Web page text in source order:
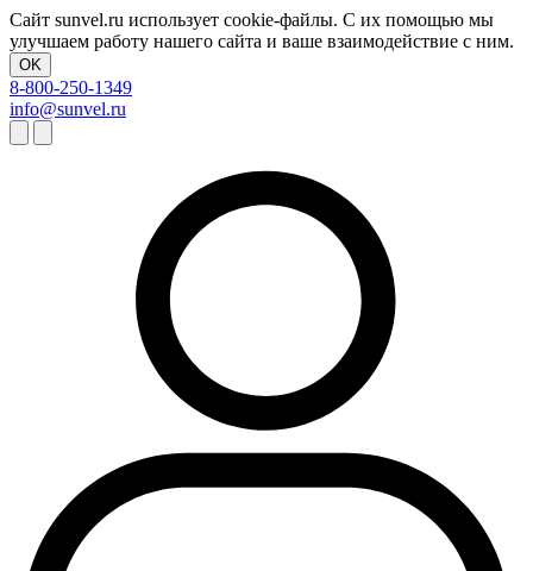
Сайт sunvel.ru использует cookie-файлы. С их помощью мы
улучшаем работу нашего сайта и ваше взаимодействие с ним.
OK
8-800-250-1349
info@sunvel.ru